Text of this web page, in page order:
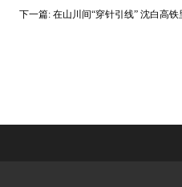
下一篇: 在山川间“穿针引线” 沈白高